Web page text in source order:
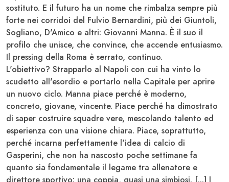
sostituto. E il futuro ha un nome che rimbalza sempre più
forte nei corridoi del Fulvio Bernardini, più dei Giuntoli,
Sogliano, D'Amico e altri: Giovanni Manna. È il suo il
profilo che unisce, che convince, che accende entusiasmo.
Il pressing della Roma è serrato, continuo.
L'obiettivo? Strapparlo al Napoli con cui ha vinto lo
scudetto all'esordio e portarlo nella Capitale per aprire
un nuovo ciclo. Manna piace perché è moderno,
concreto, giovane, vincente. Piace perché ha dimostrato
di saper costruire squadre vere, mescolando talento ed
esperienza con una visione chiara. Piace, soprattutto,
perché incarna perfettamente l'idea di calcio di
Gasperini, che non ha nascosto poche settimane fa
quanto sia fondamentale il legame tra allenatore e